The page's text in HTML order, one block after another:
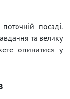
посаді.
та велику
опинитися у